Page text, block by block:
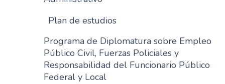
Plan de estudios
Programa de Diplomatura sobre Empleo
Público Civil, Fuerzas Policiales y
Responsabilidad del Funcionario Público
Federal y Local